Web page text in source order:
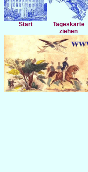
Start
Tageskarte
ziehen